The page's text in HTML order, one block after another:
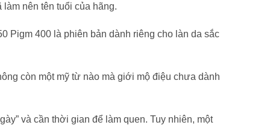
nên tên tuổi của hãng.
Pigm 400 là phiên bản dành riêng cho làn da sắc
còn một mỹ từ nào mà giới mộ điệu chưa dành
và cần thời gian để làm quen. Tuy nhiên, một